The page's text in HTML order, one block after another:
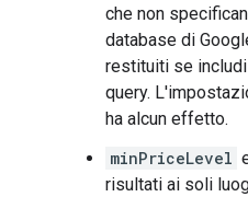
che non
database di
restituiti se
query.
ha alcun effetto.
minPriceLevel
risultati ai soli